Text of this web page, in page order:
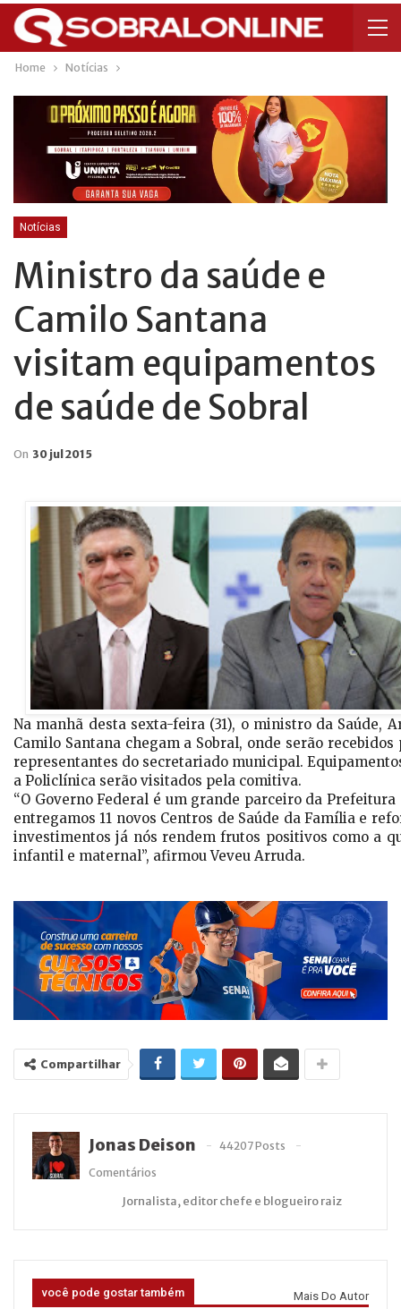
Home Notícias
Notícias
Ministro da saúde e
Camilo Santana
visitam equipamentos
de saúde de Sobral
On 30 jul 2015
Na manhã desta sexta-feira (31), o ministro da Saúde,
Camilo Santana chegam a Sobral, onde serão
representantes do secretariado municipal.
a Policlínica serão visitados pela comitiva.
“O Governo Federal é um grande parceiro da
entregamos 11 novos Centros de Saúde da Família e
investimentos já nós rendem frutos positivos como a
infantil e maternal”, afirmou Veveu Arruda.
Compartilhar
Jonas Deison
44207 Posts
Comentários
Jornalista, editor chefe e blogueiro raiz
você pode gostar também Mais Do Autor